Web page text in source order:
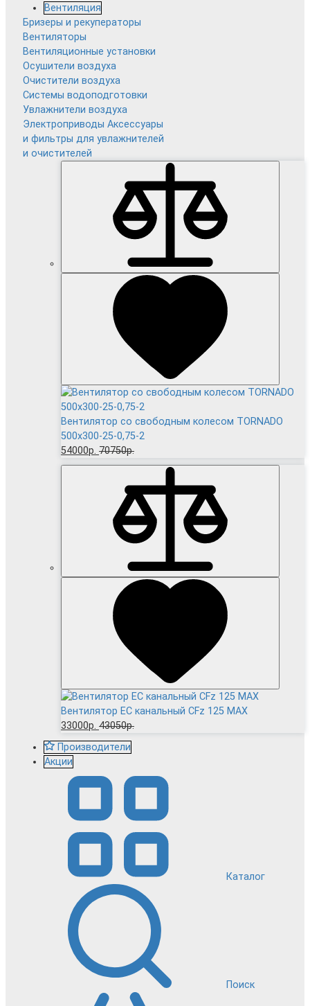
Вентиляция
Бризеры и рекуператоры
Вентиляторы
Вентиляционные установки
Осушители воздуха
Очистители воздуха
Системы водоподготовки
Увлажнители воздуха
Электроприводы Аксессуары
и фильтры для увлажнителей
и очистителей
Вентилятор cо свободным колесом TORNADO
500x300-25-0,75-2
54000р. 70750р.
Вентилятор EC канальный CFz 125 MAX
33000р. 43050р.
Производители
Акции
Каталог
Поиск